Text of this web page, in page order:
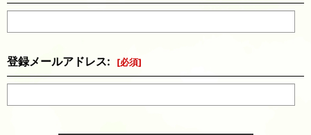
登録メールアドレス: [必須]